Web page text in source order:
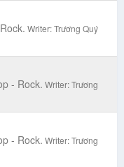
Writer: Trương Quý
- Rock. Writer: Trương
- Rock. Writer: Trương